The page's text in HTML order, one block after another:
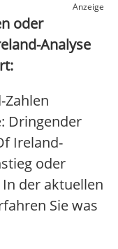
Anzeige
oder
Analyse
Zahlen
Dringender
Ireland-
oder
der aktuellen
Sie was